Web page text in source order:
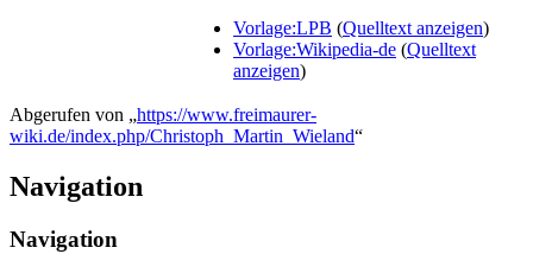
Vorlage:LPB (Quelltext anzeigen)
Vorlage:Wikipedia-de (Quelltext
anzeigen)
Abgerufen von „https://www.freimaurer-
wiki.de/index.php/Christoph_Martin_Wieland“
Navigation
Navigation